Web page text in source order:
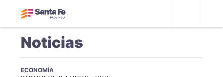
Noticias
ECONOMÍA